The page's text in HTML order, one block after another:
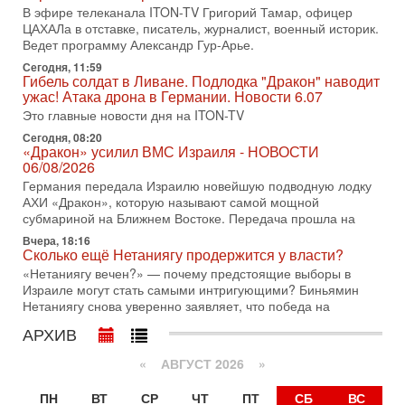
хочет эскалации, но КСИР готовит взрыв!
В эфире телеканала ITON-TV СЕРГЕЙ МИГДАЛЬ, эксперт
по вопросам безопасности, офицер запаса
Международного управления полиции Израиля, автор
31-07-2026, 09:02
Битва за разоружение ХАМАСа - НОВОСТИ
31/07/2026
Сегодня президент США Дональд Трамп заявил о
достижении исторического соглашения о полном
разоружении ХАМАСа и других вооруженных группировок в
30-07-2026, 17:59
Иран доведет Трампа до крайних мер? Разбор и
оценка от военного обозревателя Давида Шарпа
Ситуация вокруг противостояния Ирана и США накаляется
с каждым днем. Почему Трамп в самый последний момент
отменил решение о нанесении тяжелых ударов
30-07-2026, 16:54
Покупатель авиакомпании «Аркия» намерен
запретить полеты по субботам!
Вокруг возможной продажи авиакомпании «Аркия»
разгорается громкий конфликт.
В эфире телеканала ITON-TV Григорий Тамар, офицер
ЦАХАЛа в отставке, писатель, журналист, военный историк.
Ведет программу Александр Гур-Арье.
Сегодня, 11:59
Гибель солдат в Ливане. Подлодка "Дракон" наводит
ужас! Атака дрона в Германии. Новости 6.07
Это главные новости дня на ITON-TV
Сегодня, 08:20
«Дракон» усилил ВМС Израиля - НОВОСТИ
06/08/2026
Германия передала Израилю новейшую подводную лодку
АХИ «Дракон», которую называют самой мощной
субмариной на Ближнем Востоке. Передача прошла на
Вчера, 18:16
Сколько ещё Нетаниягу продержится у власти?
«Нетаниягу вечен?» — почему предстоящие выборы в
Израиле могут стать самыми интригующими? Биньямин
Нетаниягу снова уверенно заявляет, что победа на
АРХИВ
« АВГУСТ 2026 »
ПН
ВТ СР ЧТ ПТ СБ
ВС